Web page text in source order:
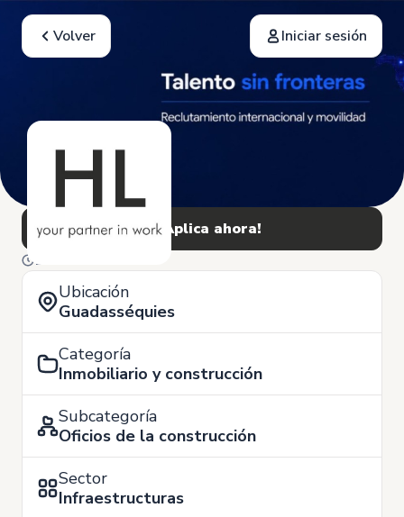
Volver Iniciar sesión
¡Aplica ahora!
17 de Junio
Ubicación
Guadasséquies
Categoría
Inmobiliario y construcción
Subcategoría
Oficios de la construcción
Sector
Infraestructuras